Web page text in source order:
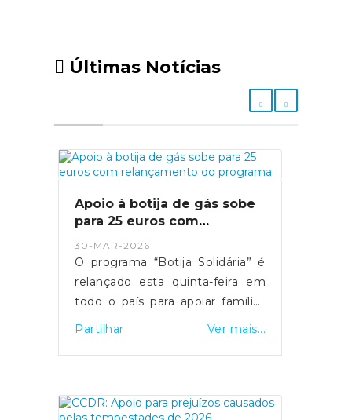
Últimas Notícias
Apoio à botija de gás sobe
para 25 euros com
30-MAR-2026
O programa “Botija Solidária” é
relançado esta quinta-feira em
todo o país para apoiar famílias
de gás. O primeiro-ministro Luís
aumento da comparticipação de
Partilhar Ver mais...